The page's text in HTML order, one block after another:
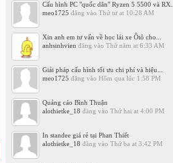
Cấu hình PC "quốc dân" Ryzen 5 5500 và RX...
meo1725 đăng vào Thứ tư at 10:28 AM
Xin anh em tư vấn về học lái xe Ôtô cho...
anhsinhvien đăng vào Thứ năm at 6:33 AM
Giải pháp cấu hình tối ưu chi phí và hiệu...
meo1725 đăng vào Hôm qua lúc 1:58 PM
Quảng cáo Bình Thuận
alothietke_18 đăng vào Thứ hai at 4:00 PM
In standee giá rẻ tại Phan Thiết
alothietke_18 đăng vào Thứ ba at 3:42 PM